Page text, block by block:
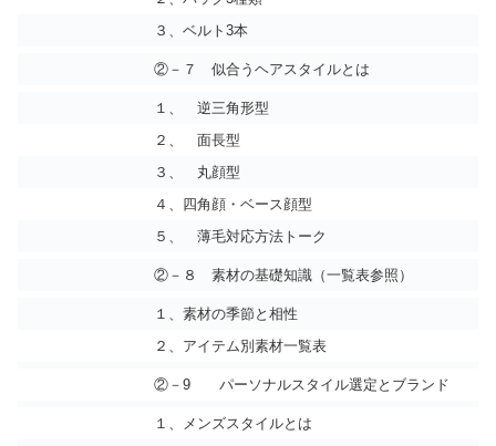
３、ベルト3本
②－７ 似合うヘアスタイルとは
１、 逆三角形型
２、 面長型
３、 丸顔型
４、四角顔・ベース顔型
５、 薄毛対応方法トーク
②－８ 素材の基礎知識（一覧表参照）
１、素材の季節と相性
２、アイテム別素材一覧表
②－9 パーソナルスタイル選定とブランド
１、メンズスタイルとは